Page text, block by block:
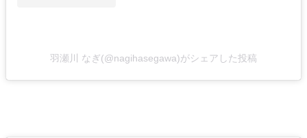
羽瀬川 なぎ(@nagihasegawa)がシェアした投稿